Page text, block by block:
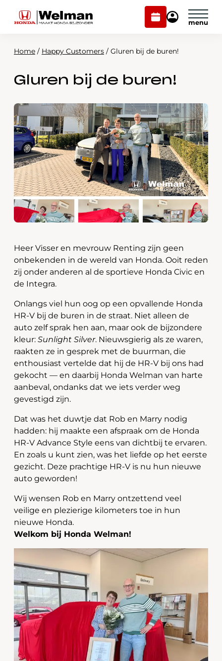
Plan
onderhoud
Mijn
Modellen
Voorraad
Onderhoud en service
Over ons
Webshop
Contact
Plan onderhoud
Mijn Honda Welman
Home / Happy Customers / Gluren bij de buren!
Gluren bij de buren!
Heer Visser en mevrouw Renting zijn geen
onbekenden in de wereld van Honda. Ooit reden
zij onder anderen al de sportieve Honda Civic en
de Integra.
Onlangs viel hun oog op een opvallende Honda
HR-V bij de buren in de straat. Niet alleen de
auto zelf sprak hen aan, maar ook de bijzondere
kleur: Sunlight Silver. Nieuwsgierig als ze waren,
raakten ze in gesprek met de buurman, die
enthousiast vertelde dat hij de HR-V bij ons had
gekocht — en daarbij Honda Welman van harte
aanbeval, ondanks dat we iets verder weg
gevestigd zijn.
Dat was het duwtje dat Rob en Marry nodig
hadden: hij maakte een afspraak om de Honda
HR-V Advance Style eens van dichtbij te ervaren.
En zoals u kunt zien, was het liefde op het eerste
gezicht. Deze prachtige HR-V is nu hun nieuwe
auto geworden!
Wij wensen Rob en Marry ontzettend veel
veilige en plezierige kilometers toe in hun
nieuwe Honda.
Welkom bij Honda Welman!